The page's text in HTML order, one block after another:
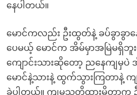
နေပါတယ်။
မောင်ကလည်း ဦးထွတ်နဲ့ ခပ်ခွာခွာနေ
ပေမယ့် မောင်က အိမ်မှာအမြဲမရှိ
ကျောင်းသားဆိုတော့ ညနေကျမှပဲ
မောင်နဲ့သားနဲ့ ထွက်သွားကြတာနဲ့ က
ခဲ့ပါတယ်။ ကျမသတိထားမိတာက